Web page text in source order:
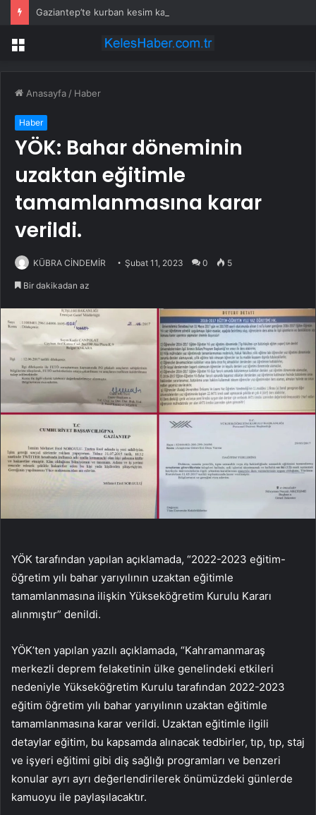
Gaziantep’te kurban kesim kazaları
Menü
Anasayfa / Haber
Haber
YÖK: Bahar döneminin
uzaktan eğitimle
tamamlanmasına karar
verildi.
KÜBRA CİNDEMİR Şubat 11, 2023 0 5
Bir dakikadan az
YÖK tarafından yapılan açıklamada, “2022-2023 eğitim-
öğretim yılı bahar yarıyılının uzaktan eğitimle
tamamlanmasına ilişkin Yükseköğretim Kurulu Kararı
alınmıştır” denildi.
YÖK’ten yapılan yazılı açıklamada, “Kahramanmaraş
merkezli deprem felaketinin ülke genelindeki etkileri
nedeniyle Yükseköğretim Kurulu tarafından 2022-2023
eğitim öğretim yılı bahar yarıyılının uzaktan eğitimle
tamamlanmasına karar verildi. Uzaktan eğitimle ilgili
detaylar eğitim, bu kapsamda alınacak tedbirler, tıp, tıp, staj
ve işyeri eğitimi gibi diş sağlığı programları ve benzeri
konular ayrı ayrı değerlendirilerek önümüzdeki günlerde
kamuoyu ile paylaşılacaktır.